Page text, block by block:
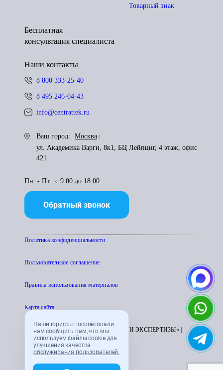
Наши юристы посоветовали
нам сообщить вам, что мы
используем файлы cookie для
улучшения качества
обслуживания пользователей.
Товарный знак
Бесплатная
консультация специалиста
Наши контакты
8 800 333-25-40
8 495 246-04-43
info@centrattek.ru
Ваш город:
Москва
ул. Академика Варги, 8к1, БЦ Лейпциг, 4 этаж, офис
421
Пн. - Пт.: с 9:00 до 18:00
Обратный звонок
Политика конфиденциальности
Пользователькое соглашение
Правила использования материалов
Карта сайта
© 1995 - 2026 «ЦЕНТР АТТЕСТАЦИИ И ЭКСПЕРТИЗЫ» |
CENTRATTEK.RU